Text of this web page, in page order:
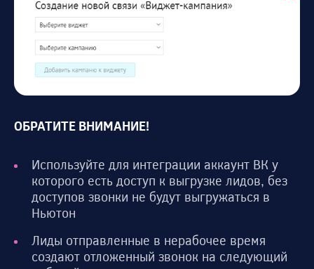
ОБРАТИТЕ ВНИМАНИЕ!
Используйте для интеграции аккаунт ВК у
которого есть доступ к выгрузке лидов, без
доступов звонки не будут выгружаться в
Ньютон
Лиды отправленные в нерабочее время
создают отложенный звонок на следующий